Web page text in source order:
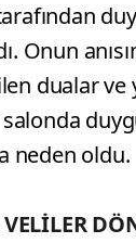
Onun
dualar ve
neden oldu.